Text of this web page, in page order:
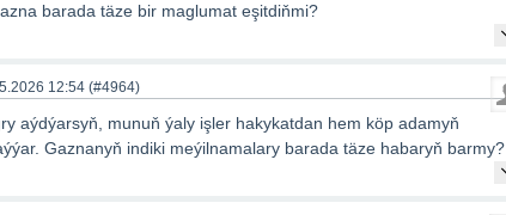
barada täze bir maglumat eşitdiňmi?
12:54 (#4964)
aýdýarsyň, munuň ýaly işler hakykatdan hem köp adamyň
Gaznanyň indiki meýilnamalary barada täze habaryň barmy?